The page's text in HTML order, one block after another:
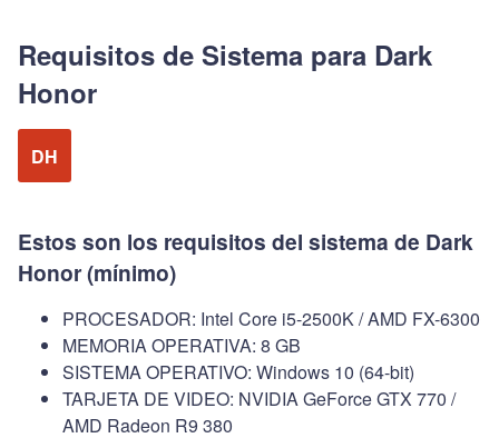
Requisitos de Sistema para Dark
Honor
DH
Estos son los requisitos del sistema de Dark
Honor (mínimo)
PROCESADOR: Intel Core i5-2500K / AMD FX-6300
MEMORIA OPERATIVA: 8 GB
SISTEMA OPERATIVO: Windows 10 (64-bit)
TARJETA DE VIDEO: NVIDIA GeForce GTX 770 /
AMD Radeon R9 380